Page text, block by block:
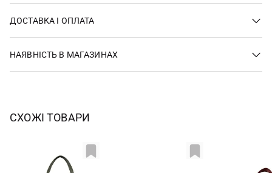
ДОСТАВКА І ОПЛАТА
НАЯВНІСТЬ В МАГАЗИНАХ
СХОЖІ ТОВАРИ